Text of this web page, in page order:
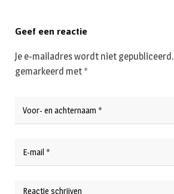
Geef een reactie
Je e-mailadres wordt niet gepubliceerd.
gemarkeerd met *